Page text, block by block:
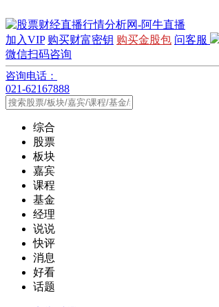
加入VIP 购买财富密钥 购买金股包 问客服
微信扫码咨询
咨询电话：
021-62167888
综合
股票
板块
嘉宾
课程
基金
经理
说说
快评
消息
好看
话题